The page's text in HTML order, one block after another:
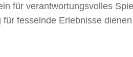
für verantwortungsvolles
fesselnde Erlebnisse